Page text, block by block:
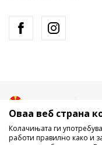
Оваа веб страна
Колачињата ги
работи правилно како и